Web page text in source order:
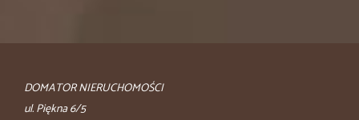
DOMATOR NIERUCHOMOŚCI
ul. Piękna 6/5